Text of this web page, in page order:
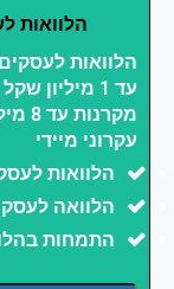
הלוואות
הלוואות
עד 1
עקרוני מיידי
הלוואות
הלוואה
התמחות